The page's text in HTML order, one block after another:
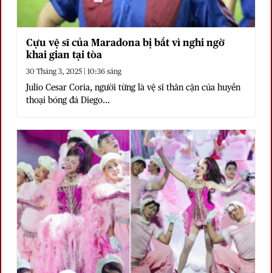
Cựu vệ sĩ của Maradona bị bắt vì nghi ngờ
khai gian tại tòa
30 Tháng 3, 2025 | 10:36 sáng
Julio Cesar Coria, người từng là vệ sĩ thân cận của huyền
thoại bóng đá Diego...